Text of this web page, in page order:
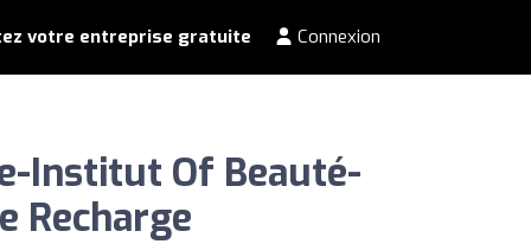
votre entreprise gratuite Connexion
Institut Of Beauté-
Recharge